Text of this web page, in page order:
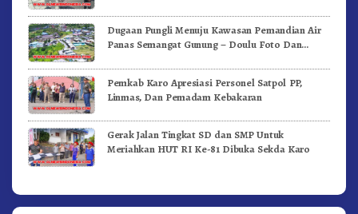
Dugaan Pungli Menuju Kawasan Pemandian Air
Panas Semangat Gunung – Doulu Foto Dan
Pemkab Karo Apresiasi Personel Satpol PP,
Linmas, Dan Pemadam Kebakaran
Gerak Jalan Tingkat SD dan SMP Untuk
Meriahkan HUT RI Ke-81 Dibuka Sekda Karo